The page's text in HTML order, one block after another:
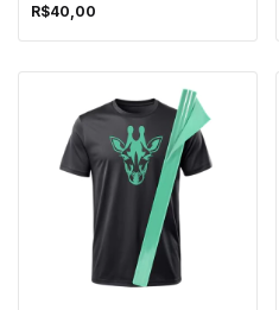
R$40,00